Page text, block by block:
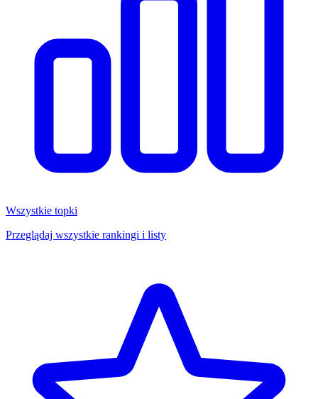
Wszystkie topki
Przeglądaj wszystkie rankingi i listy